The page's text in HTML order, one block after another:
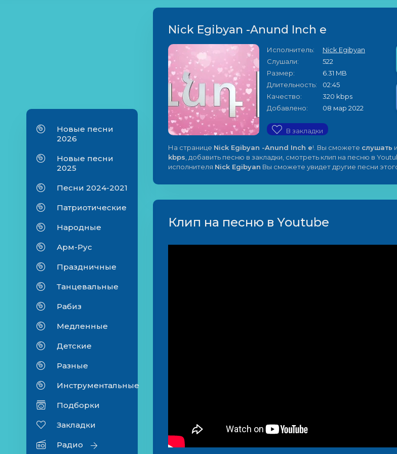
Новые песни
2026
Новые песни
2025
Песни 2024-2021
Патриотические
Народные
Арм-Рус
Праздничные
Танцевальные
Рабиз
Медленные
Детские
Разные
Инструментальные
Подборки
Закладки
Радио
Nick Egibyan -Anund Inch e
Исполнитель:
Nick Egibyan
Слушали:
522
Размер:
6.31 MB
Длительность:
02:45
Качество:
320 kbps
Добавлено:
08 мар 2022
В закладки
На странице Nick Egibyan -Anund Inch e!. Вы сможете слушать и
kbps , добавить песню в закладки, смотреть клип на песню в
исполнителя Nick Egibyan Вы сможете увидет другие песни
Клип на песню в Youtube